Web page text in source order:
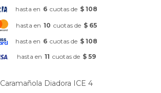
hasta en 6 cuotas de $ 108
hasta en 10 cuotas de $ 65
hasta en 6 cuotas de $ 108
hasta en 11 cuotas de $ 59
Caramañola Diadora ICE 4